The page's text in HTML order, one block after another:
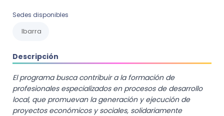
Sedes disponibles
Ibarra
Descripción
El programa busca contribuir a la formación de
profesionales especializados en procesos de desarrollo
local, que promuevan la generación y ejecución de
proyectos económicos y sociales, solidariamente